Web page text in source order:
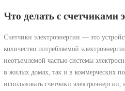
Что делать с счетчиками
Счетчики электроэнергии ― это
количество потребляемой
неотъемлемой частью системы
в жилых домах, так и в коммерческих
использовать счетчики